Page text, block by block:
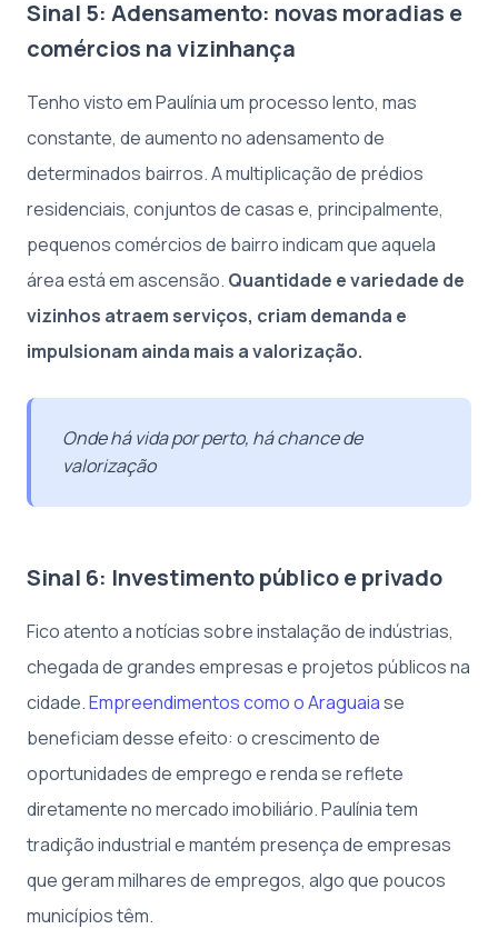
Sinal 5: Adensamento: novas moradias e
comércios na vizinhança
Tenho visto em Paulínia um processo lento, mas
constante, de aumento no adensamento de
determinados bairros. A multiplicação de prédios
residenciais, conjuntos de casas e, principalmente,
pequenos comércios de bairro indicam que aquela
área está em ascensão. Quantidade e variedade de
vizinhos atraem serviços, criam demanda e
impulsionam ainda mais a valorização.
Onde há vida por perto, há chance de
valorização
Sinal 6: Investimento público e privado
Fico atento a notícias sobre instalação de indústrias,
chegada de grandes empresas e projetos públicos na
cidade.Empreendimentos como o Araguaiase
beneficiam desse efeito: o crescimento de
oportunidades de emprego e renda se reflete
diretamente no mercado imobiliário. Paulínia tem
tradição industrial e mantém presença de empresas
que geram milhares de empregos, algo que poucos
municípios têm.